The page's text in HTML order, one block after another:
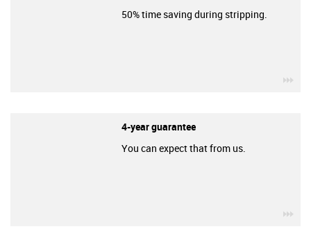
50% time saving during stripping.
4-year guarantee
You can expect that from us.